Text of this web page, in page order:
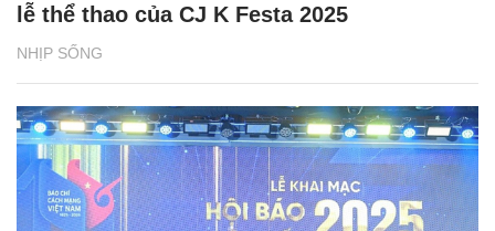
NHỊP SỐNG
lễ thể thao của CJ K Festa 2025